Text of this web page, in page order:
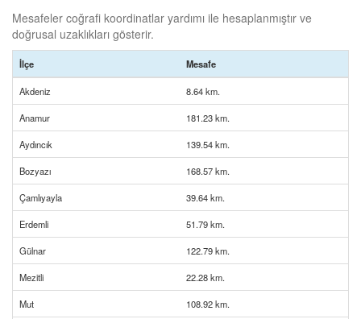
Mesafeler coğrafi koordinatlar yardımı ile hesaplanmıştır ve
doğrusal uzaklıkları gösterir.
İlçe Mesafe
Akdeniz 8.64 km.
Anamur 181.23 km.
Aydıncık 139.54 km.
Bozyazı 168.57 km.
Çamlıyayla 39.64 km.
Erdemli 51.79 km.
Gülnar 122.79 km.
Mezitli 22.28 km.
Mut 108.92 km.